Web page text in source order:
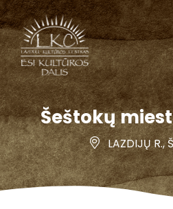
Šeštokų
LAZDIJŲ R.,